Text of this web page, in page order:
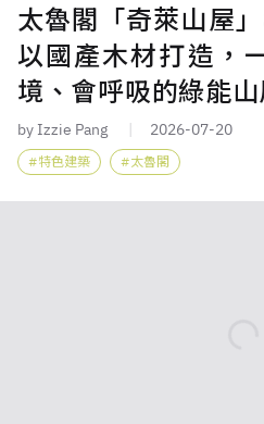
太魯閣「奇萊山屋
以國產木材打造，
境、會呼吸的綠能山
by Izzie Pang 2026-07-20
特色建築 太魯閣